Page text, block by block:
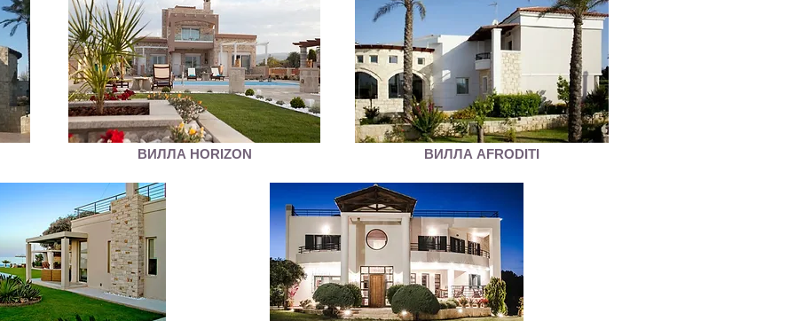
ВИЛЛА HORIZON ВИЛЛА AFRODITI